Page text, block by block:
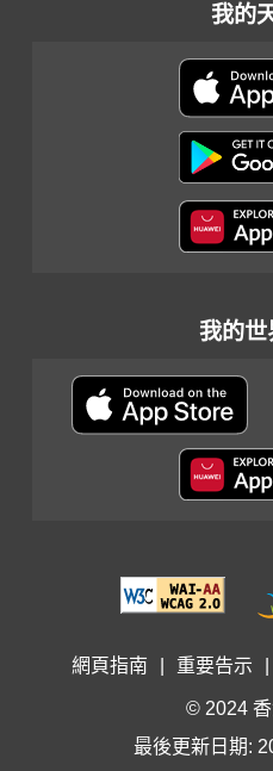
我的
我的世
網頁指南 重要告示
© 2024
最後更新日期: